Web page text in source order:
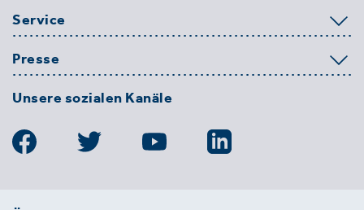
Service
Presse
Unsere sozialen Kanäle